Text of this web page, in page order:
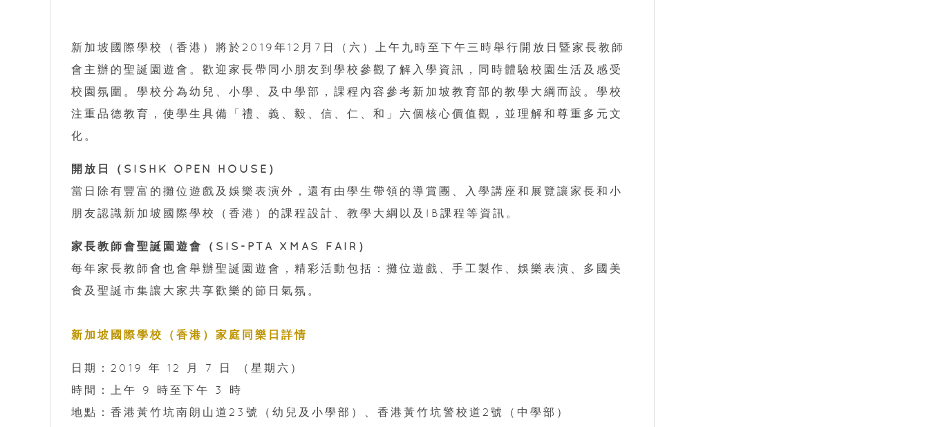
新加坡國際學校（香港）將於2019年12月7日（六）上午九時至下午三時舉行開放日暨家長教師
會主辦的聖誕園遊會。歡迎家長帶同小朋友到學校參觀了解入學資訊，同時體驗校園生活及感受
校園氛圍。學校分為幼兒、小學、及中學部，課程內容參考新加坡教育部的教學大綱而設。學校
注重品德教育，使學生具備「禮、義、毅、信、仁、和」六個核心價值觀，並理解和尊重多元文
化。
開放日（SISHK OPEN HOUSE）
當日除有豐富的攤位遊戲及娛樂表演外，還有由學生帶領的導賞團、入學講座和展覽讓家長和小
朋友認識新加坡國際學校（香港）的課程設計、教學大綱以及IB課程等資訊。
家長教師會聖誕園遊會（SIS-PTA XMAS FAIR）
每年家長教師會也會舉辦聖誕園遊會，精彩活動包括：攤位遊戲、手工製作、娛樂表演、多國美
食及聖誕市集讓大家共享歡樂的節日氣氛。
新加坡國際學校（香港）家庭同樂日詳情
日期：2019 年 12 月 7 日 （星期六）
時間：上午 9 時至下午 3 時
地點：香港黃竹坑南朗山道23號（幼兒及小學部）、香港黃竹坑警校道2號（中學部）